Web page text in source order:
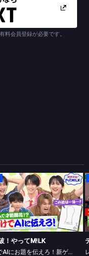
会員登録が必要です。
限界突破！やってM!LK
！やってM!LK
絵だけでAIにお題を伝えろ！新ゲームで絵の才能開花！？